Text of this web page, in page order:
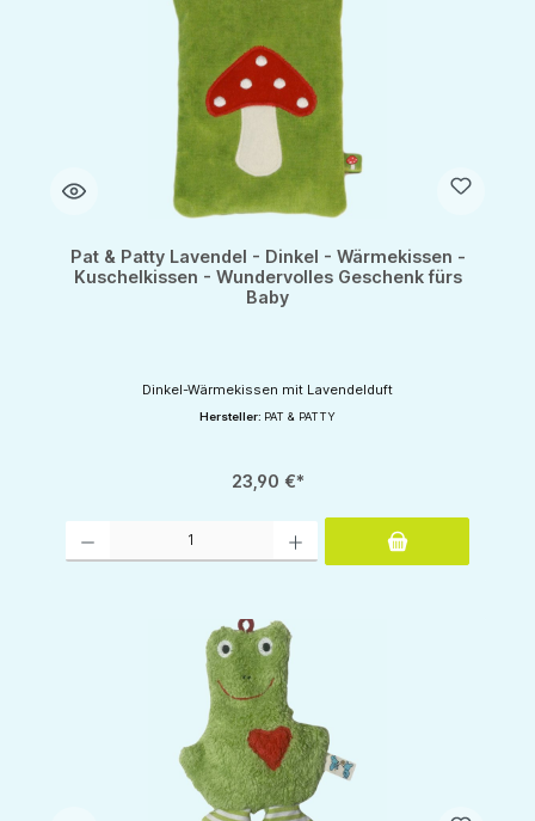
Pat & Patty Lavendel - Dinkel - Wärmekissen -
Kuschelkissen - Wundervolles Geschenk fürs
Baby
Dinkel-Wärmekissen mit Lavendelduft
Hersteller: PAT & PATTY
23,90 €*